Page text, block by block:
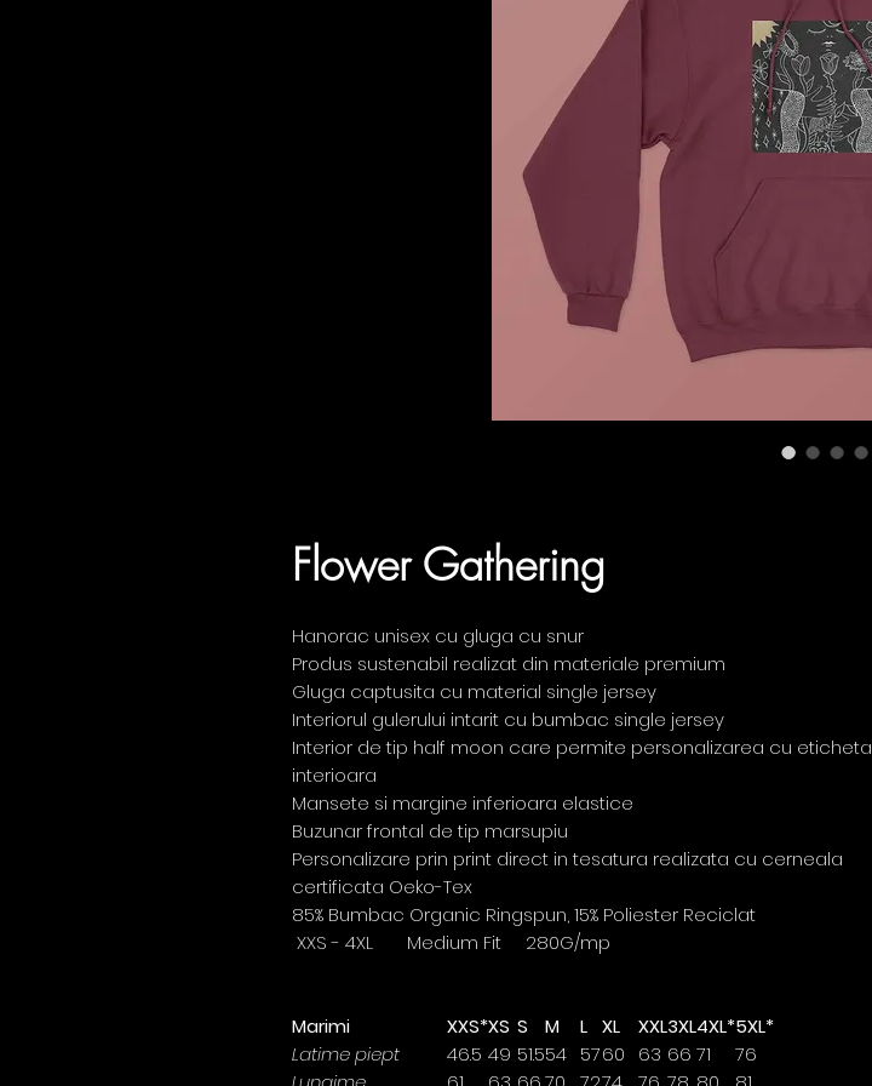
Flower Gathering
Hanorac unisex cu gluga cu snur
Produs sustenabil realizat din materiale premium
Gluga captusita cu material single jersey
Interiorul gulerului intarit cu bumbac single jersey
Interior de tip half moon care permite personalizarea cu eticheta
interioara
Mansete si margine inferioara elastice
Buzunar frontal de tip marsupiu
Personalizare prin print direct in tesatura realizata cu cerneala
certificata Oeko-Tex
85% Bumbac Organic Ringspun, 15% Poliester Reciclat
XXS - 4XL Medium Fit 280G/mp
Marimi XXS*XS S M L XL XXL3XL4XL*5XL*
Latime piept
46.5 49 51.554 5760 63 66 71
76